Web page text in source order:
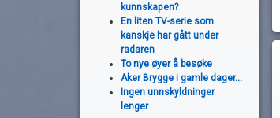
kunnskapen?
En liten TV-serie som
kanskje har gått under
radaren
To nye øyer å besøke
Aker Brygge i gamle dager...
Ingen unnskyldninger
lenger